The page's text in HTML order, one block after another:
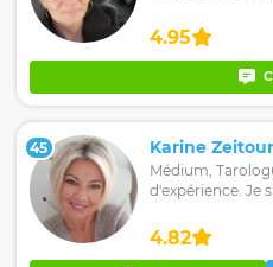
4.95
45 Karine
Médium,
d'expérience. Je
4.82